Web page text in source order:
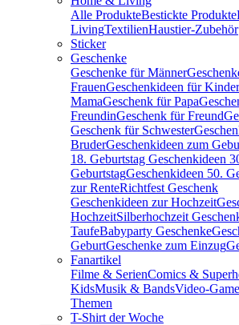
Alle ProdukteBestickte Produkte
LivingTextilienHaustier-Zubehör
Sticker
Geschenke
Geschenke für Männer
FrauenGeschenkideen für Kinder
MamaGeschenk für Papa
FreundinGeschenk für Freund
Geschenk für Schwester
BruderGeschenkideen zum
18. Geburtstag Geschenkideen
GeburtstagGeschenkideen 50.
zur RenteRichtfest Geschenk
Geschenkideen zur Hochzeit
HochzeitSilberhochzeit
TaufeBabyparty Geschenke
GeburtGeschenke zum Einzug
Fanartikel
Filme & SerienComics &
KidsMusik & BandsVideo-
Themen
T-Shirt der Woche